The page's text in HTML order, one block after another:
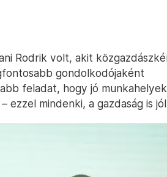
Rodrik volt, akit
gondolkodójaként
feladat, hogy jó
ezzel mindenki, a gazdaság is jól